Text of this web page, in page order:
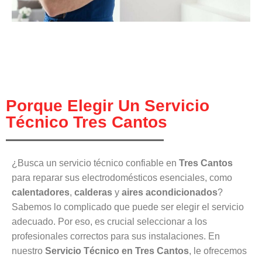
Porque Elegir Un Servicio
Técnico Tres Cantos
¿Busca un servicio técnico confiable en Tres Cantos
para reparar sus electrodomésticos esenciales, como
calentadores, calderas y aires acondicionados?
Sabemos lo complicado que puede ser elegir el servicio
adecuado. Por eso, es crucial seleccionar a los
profesionales correctos para sus instalaciones. En
nuestro Servicio Técnico en Tres Cantos, le ofrecemos